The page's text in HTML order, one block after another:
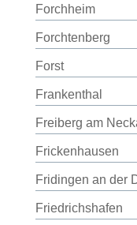
Forchheim
Forchtenberg
Forst
Frankenthal
Freiberg am
Frickenhausen
Fridingen an der
Friedrichshafen